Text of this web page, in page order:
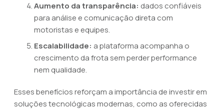
Aumento da transparência: dados confiáveis
para análise e comunicação direta com
motoristas e equipes.
Escalabilidade: a plataforma acompanha o
crescimento da frota sem perder performance
nem qualidade.
Esses benefícios reforçam a importância de investir em
soluções tecnológicas modernas, como as oferecidas